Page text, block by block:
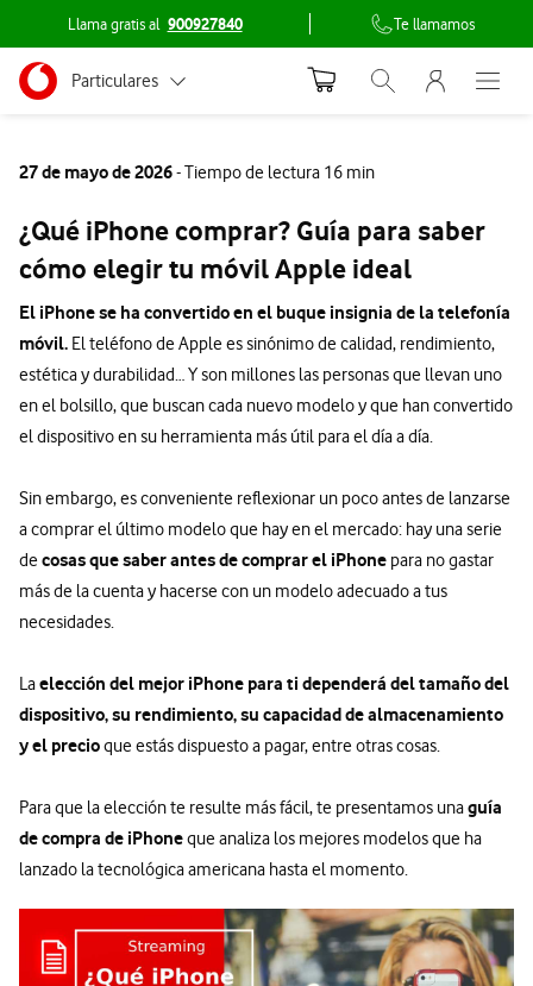
Llama gratis al 900927840 Te llamamos
Ir a la pagina principal de vodafone.es
Menu navegación Segmento
Particulares
Grandes empresas y AA.PP.
Abrir buscador.
Menu
Abre
27 de mayo de 2026- Tiempo de lectura 16 min
¿Qué iPhone comprar? Guía para saber
cómo elegir tu móvil Apple ideal
El iPhone se ha convertido en el buque insignia de la telefonía
móvil. El teléfono de Apple es sinónimo de calidad, rendimiento,
estética y durabilidad… Y son millones las personas que llevan uno
en el bolsillo, que buscan cada nuevo modelo y que han convertido
el dispositivo en su herramienta más útil para el día a día.
Sin embargo, es conveniente reflexionar un poco antes de lanzarse
a comprar el último modelo que hay en el mercado: hay una serie
decosas que saber antes de comprar el iPhone para no gastar
más de la cuenta y hacerse con un modelo adecuado a tus
necesidades.
Laelección del mejor iPhone para ti dependerá del tamaño del
dispositivo, su rendimiento, su capacidad de almacenamiento
y el precioque estás dispuesto a pagar, entre otras cosas.
Para que la elección te resulte más fácil, te presentamos unaguía
de compra de iPhoneque analiza los mejores modelos que ha
lanzado la tecnológica americana hasta el momento.